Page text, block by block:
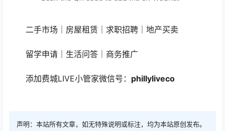
二手市场｜房屋租赁｜求职招聘｜地产买卖
留学申请｜生活问答｜商务推广
添加费城LIVE小管家微信号： phillyliveco
声明：本站所有文章，如无特殊说明或标注，均为本站原创发布。